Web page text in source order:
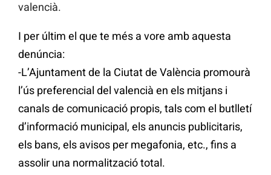
valencià.
I per últim el que te més a vore amb aquesta
denúncia:
-L’Ajuntament de la Ciutat de València promourà
l’ús preferencial del valencià en els mitjans i
canals de comunicació propis, tals com el butlletí
d’informació municipal, els anuncis publicitaris,
els bans, els avisos per megafonia, etc., fins a
assolir una normalització total.